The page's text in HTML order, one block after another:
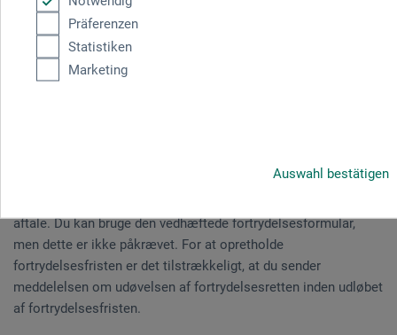
Präferenzen
Statistiken
Marketing
Auswahl bestätigen
dage uden at give nogen grund herfor. Fortrydelsesfristen er
fjorten dage fra den dag, hvor du eller en tredjepart, udnævnt af
dig, som ikke er transportøren, har hhv. havde modtaget den
sidste vare.
erklæring (f.eks et brev via posten eller en e-mail), og
aftale. Du kan bruge den vedhæftede fortrydelsesformular,
men dette er ikke påkrævet. For at opretholde
fortrydelsesfristen er det tilstrækkeligt, at du sender
meddelelsen om udøvelsen af fortrydelsesretten inden udløbet
af fortrydelsesfristen.